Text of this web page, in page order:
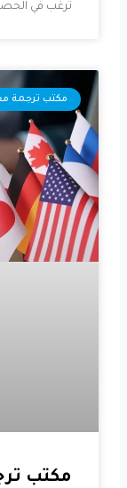
ترغب في
مكتب ترجمة
مكتب